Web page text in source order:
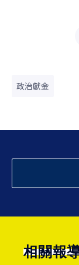
政治獻金
相關報